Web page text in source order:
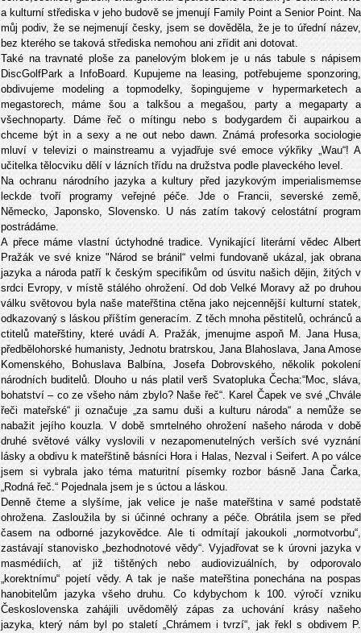
a kulturní střediska v jeho budově se jmenují Family Point a Senior Point. Na
můj podiv, že se nejmenují česky, jsem se dověděla, že je to úřední název,
bez kterého se taková střediska nemohou ani zřídit ani dotovat.
Také na travnaté ploše za panelovým blokem je u nás tabule s nápisem
DiscGolfPark a InfoBoard. Kupujeme na leasing, potřebujeme sponzoring,
obdivujeme modeling a topmodelky, šopingujeme v hypermarketech a
megastorech, máme šou a talkšou a megašou, party a megaparty a
všechnoparty. Dáme řeč o mítingu nebo s bodygardem či aupairkou a
chceme být in a sexy a ne out nebo dawn. Známá profesorka sociologie
mluví v televizi o mainstreamu a vyjadřuje své emoce výkřiky „Wau“! A
učitelka tělocviku dělí v lázních třídu na družstva podle plaveckého level.
Na ochranu národního jazyka a kultury před jazykovým imperialismemse
leckde tvoří programy veřejné péče. Jde o Francii, severské země,
Německo, Japonsko, Slovensko. U nás zatím takový celostátní program
postrádáme.
A přece máme vlastní úctyhodné tradice. Vynikající literární vědec Albert
Pražák ve své knize "Národ se bránil“ velmi fundovaně ukázal, jak obrana
jazyka a národa patří k českým specifikům od úsvitu našich dějin, žitých v
srdci Evropy, v místě stálého ohrožení. Od dob Velké Moravy až po druhou
válku světovou byla naše mateřština ctěna jako nejcennější kulturní statek,
odkazovaný s láskou příštím generacím. Z těch mnoha pěstitelů, ochránců a
ctitelů mateřštiny, které uvádí A. Pražák, jmenujme aspoň M. Jana Husa,
předbělohorské humanisty, Jednotu bratrskou, Jana Blahoslava, Jana Amose
Komenského, Bohuslava Balbína, Josefa Dobrovského, několik pokolení
národních buditelů. Dlouho u nás platil verš Svatopluka Čecha:“Moc, sláva,
bohatství – co ze všeho nám zbylo? Naše řeč“. Karel Čapek ve své „Chvále
řeči mateřské“ ji označuje „za samu duši a kulturu národa“ a nemůže se
nabažit jejího kouzla. V době smrtelného ohrožení našeho národa v době
druhé světové války vyslovili v nezapomenutelných verších své vyznání
lásky a obdivu k mateřštině básníci Hora i Halas, Nezval i Seifert. A po válce
jsem si vybrala jako téma maturitní písemky rozbor básně Jana Čarka,
„Rodná řeč.“ Pojednala jsem je s úctou a láskou.
Denně čteme a slyšíme, jak velice je naše mateřština v samé podstatě
ohrožena. Zasloužila by si účinné ochrany a péče. Obrátila jsem se před
časem na odborné jazykovědce. Ale ti odmítají jakoukoli „normotvorbu“,
zastávají stanovisko „bezhodnotové vědy“. Vyjadřovat se k úrovni jazyka v
masmédiích, ať již tištěných nebo audiovizuálních, by odporovalo
„korektnímu“ pojetí vědy. A tak je naše mateřština ponechána na pospas
hanobitelům jazyka všeho druhu. Co kdybychom k 100. výročí vzniku
Československa zahájili uvědomělý zápas za uchování krásy našeho
jazyka, který nám byl po staletí „Chrámem i tvrzí“, jak řekl s obdivem P.